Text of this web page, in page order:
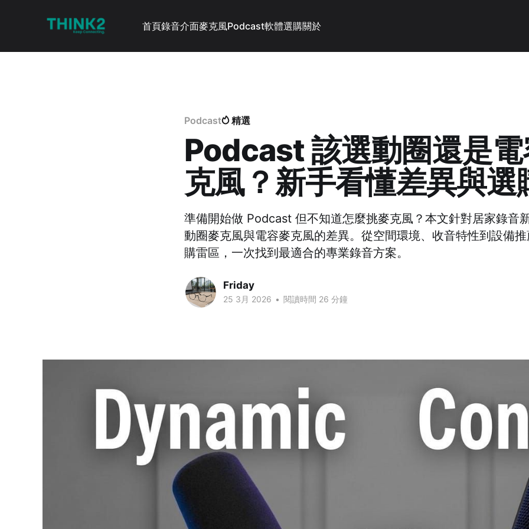
首頁錄音介面麥克風Podcast軟體選購關於
Podcast 精選
Podcast 該選動圈還是
克風？新手看懂差異與選
準備開始做 Podcast 但不知道怎麼挑麥克風？本文針對居家錄音
動圈麥克風與電容麥克風的差異。從空間環境、收音特性到設備
購雷區，一次找到最適合的專業錄音方案。
Friday
25 3月 2026 • 閱讀時間 26 分鐘